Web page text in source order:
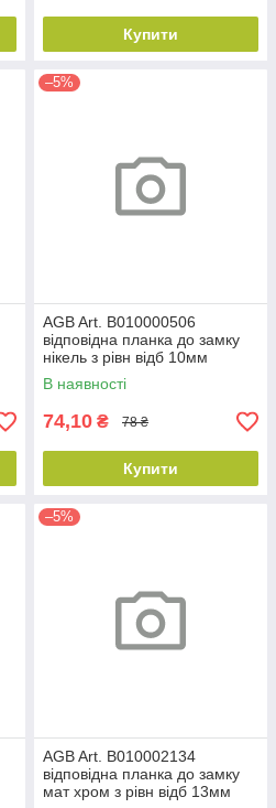
Купити
–5%
AGB Art. B010000506
відповідна планка до замку
нікель з рівн відб 10мм
В наявності
74,10 ₴ 78 ₴
Купити
–5%
AGB Art. B010002134
відповідна планка до замку
мат хром з рівн відб 13мм